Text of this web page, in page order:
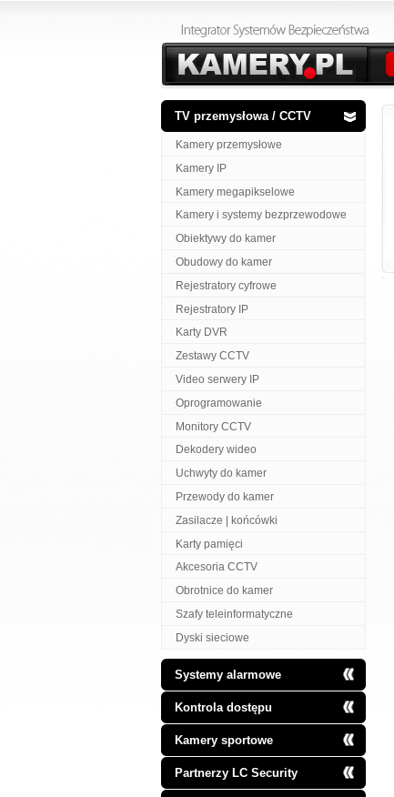
TV przemysłowa / CCTV
Kamery przemysłowe
Kamery IP
Kamery megapikselowe
Kamery i systemy bezprzewodowe
Obiektywy do kamer
Obudowy do kamer
Rejestratory cyfrowe
Rejestratory IP
Karty DVR
Zestawy CCTV
Video serwery IP
Oprogramowanie
Monitory CCTV
Dekodery wideo
Uchwyty do kamer
Przewody do kamer
Zasilacze | końcówki
Karty pamięci
Akcesoria CCTV
Obrotnice do kamer
Szafy teleinformatyczne
Dyski sieciowe
Systemy alarmowe
Kontrola dostępu
Kamery sportowe
Partnerzy LC Security